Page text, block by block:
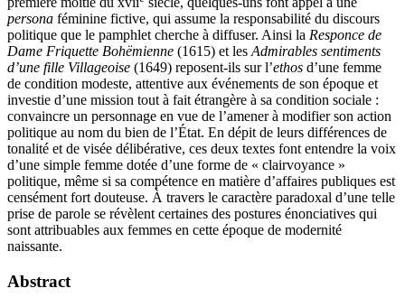
persona féminine fictive, qui assume la responsabilité du discours
politique que le pamphlet cherche à diffuser. Ainsi la Responce de
Dame Friquette Bohëmienne (1615) et les Admirables sentiments
d’une fille Villageoise (1649) reposent-ils sur l’ethos d’une femme
de condition modeste, attentive aux événements de son époque et
investie d’une mission tout à fait étrangère à sa condition sociale :
convaincre un personnage en vue de l’amener à modifier son action
politique au nom du bien de l’État. En dépit de leurs différences de
tonalité et de visée délibérative, ces deux textes font entendre la voix
d’une simple femme dotée d’une forme de « clairvoyance »
politique, même si sa compétence en matière d’affaires publiques est
censément fort douteuse. À travers le caractère paradoxal d’une telle
prise de parole se révèlent certaines des postures énonciatives qui
sont attribuables aux femmes en cette époque de modernité
naissante.
Abstract